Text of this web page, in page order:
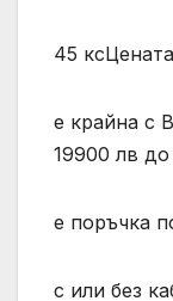
45 ксЦената
е крайна с
19900 лв
е поръчка
с или без